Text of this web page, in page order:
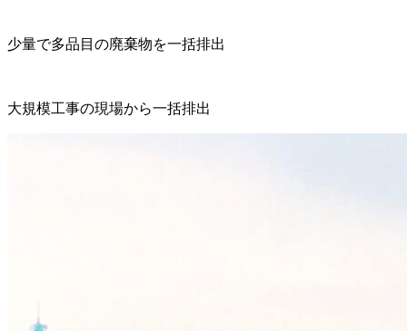
少量で多品目の廃棄物を一括排出
大規模工事の現場から一括排出